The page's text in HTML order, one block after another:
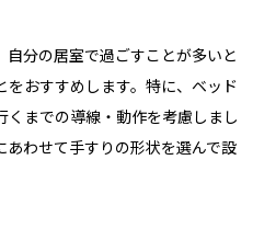
自分の居室で過ごすことが多いと
をおすすめします。特に、ベッド
くまでの導線・動作を考慮しまし
あわせて手すりの形状を選んで設